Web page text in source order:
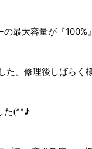
最大容量が『100%
。修理後しばらく
た(^^♪